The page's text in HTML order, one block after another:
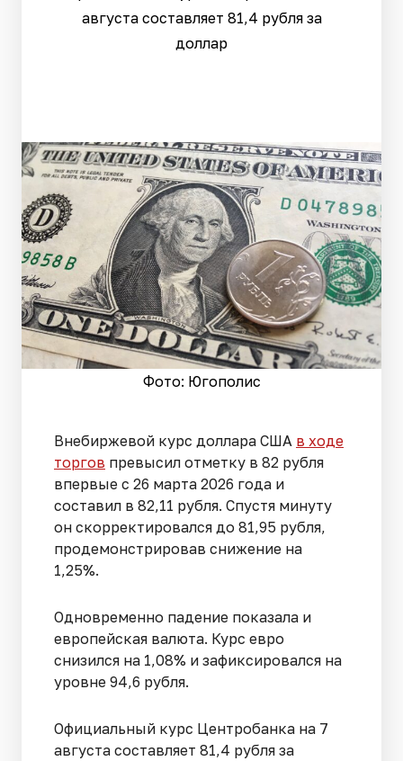
августа составляет 81,4 рубля за
доллар
Фото: Югополис
Внебиржевой курс доллара США в ходе
торгов превысил отметку в 82 рубля
впервые с 26 марта 2026 года и
составил в 82,11 рубля. Спустя минуту
он скорректировался до 81,95 рубля,
продемонстрировав снижение на
1,25%.
Одновременно падение показала и
европейская валюта. Курс евро
снизился на 1,08% и зафиксировался на
уровне 94,6 рубля.
Официальный курс Центробанка на 7
августа составляет 81,4 рубля за